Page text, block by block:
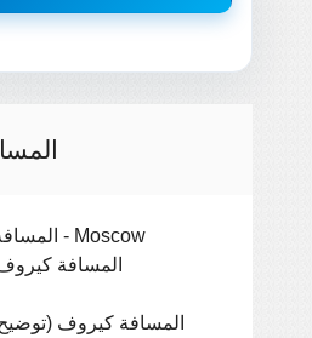
المسافة كيروف (توضيح) - Moscow
المسافة
المسافة كيروف